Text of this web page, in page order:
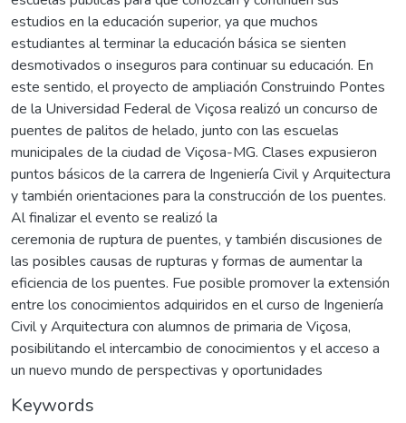
estudios en la educación superior, ya que muchos
estudiantes al terminar la educación básica se sienten
desmotivados o inseguros para continuar su educación. En
este sentido, el proyecto de ampliación Construindo Pontes
de la Universidad Federal de Viçosa realizó un concurso de
puentes de palitos de helado, junto con las escuelas
municipales de la ciudad de Viçosa-MG. Clases expusieron
puntos básicos de la carrera de Ingeniería Civil y Arquitectura
y también orientaciones para la construcción de los puentes.
Al finalizar el evento se realizó la
ceremonia de ruptura de puentes, y también discusiones de
las posibles causas de rupturas y formas de aumentar la
eficiencia de los puentes. Fue posible promover la extensión
entre los conocimientos adquiridos en el curso de Ingeniería
Civil y Arquitectura con alumnos de primaria de Viçosa,
posibilitando el intercambio de conocimientos y el acceso a
un nuevo mundo de perspectivas y oportunidades
Keywords